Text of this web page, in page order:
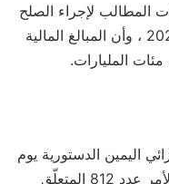
المطالب لإجراء الصلح
طبق أحكام المرسوم عدد 13 لسنة 2022 ، وأن المبالغ المالية
المليارات.
اليمين الدستورية يوم
7 ديسمبر 2022 بقصر قرطاج، علما الأمر عدد 812 المتعلّق